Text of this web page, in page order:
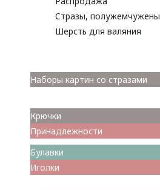
Стразы, полужемчужены
Шерсть для валяния
Наборы картин со стразами
Крючки
Принадлежности
Булавки
Иголки